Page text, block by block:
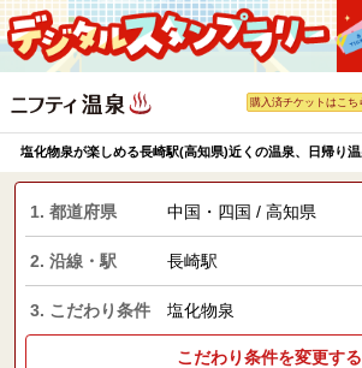
購入済チケットはこち
塩化物泉が楽しめる長崎駅(高知県)近くの温泉、日帰り
1. 都道府県 中国・四国 / 高知県
2. 沿線・駅 長崎駅
3. こだわり条件 塩化物泉
こだわり条件を変更する